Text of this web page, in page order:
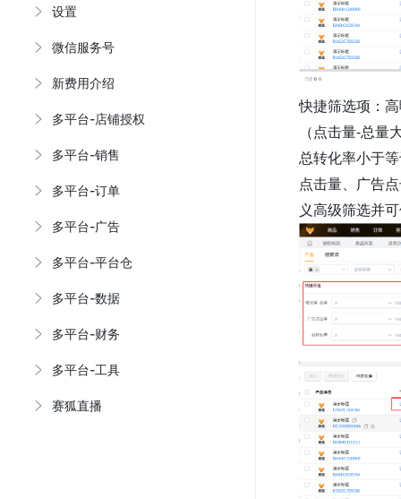
快捷筛选项：
（点击量-总量
总转化率小于
点击量、广告
义高级筛选并
设置
微信服务号
新费用介绍
多平台-店铺授权
多平台-销售
多平台-订单
多平台-广告
多平台-平台仓
多平台-数据
多平台-财务
多平台-工具
赛狐直播